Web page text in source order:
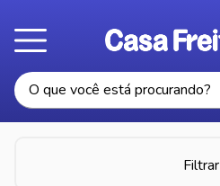
Filtrar